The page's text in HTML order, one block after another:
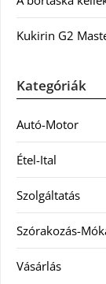
Kukirin G2
Kategóriák
Autó-Motor
Étel-Ital
Szolgáltatás
Szórakozás-
Vásárlás